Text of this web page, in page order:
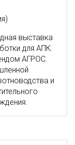
выставка
для АПК.
АГРОС.
и